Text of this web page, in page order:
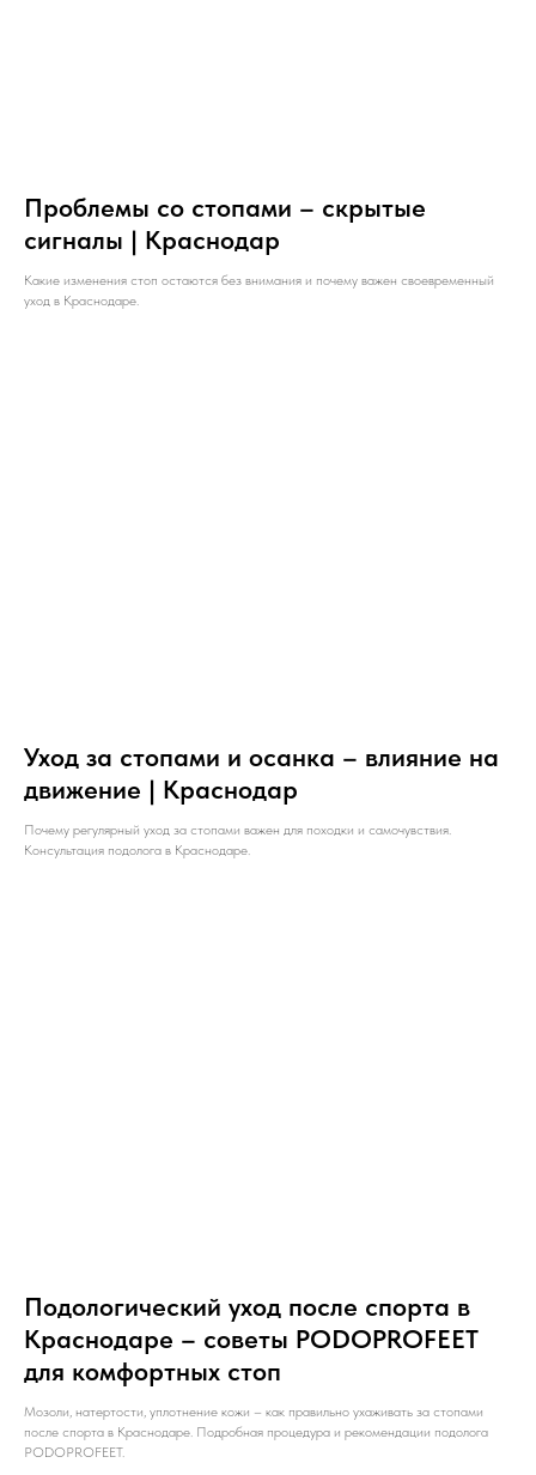
Проблемы со стопами – скрытые
сигналы | Краснодар
Какие изменения стоп остаются без внимания и почему важен своевременный
уход в Краснодаре.
Уход за стопами и осанка – влияние на
движение | Краснодар
Почему регулярный уход за стопами важен для походки и самочувствия.
Консультация подолога в Краснодаре.
Подологический уход после спорта в
Краснодаре – советы PODOPROFEET
для комфортных стоп
Мозоли, натертости, уплотнение кожи – как правильно ухаживать за стопами
после спорта в Краснодаре. Подробная процедура и рекомендации подолога
PODOPROFEET.